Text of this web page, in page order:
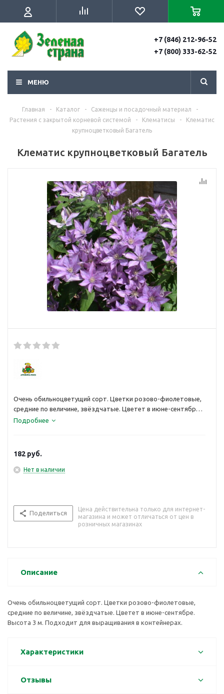
+7 (846) 212-96-52
+7 (800) 333-62-52
МЕНЮ
Главная - Каталог - Саженцы и посадочный материал
-
Растения с закрытой корневой системой
- Клематисы -
Клематис
крупноцветковый Багатель
Клематис крупноцветковый Багатель
Очень обильноцветущий сорт. Цветки розово-фиолетовые,
средние по величине, звёздчатые. Цветет в июне-сентябре.
Высота 3 м. Подходит для выращивания в контейнерах.
Подробнее
182 руб.
Нет в наличии
Поделиться
Цена действительна только для интернет-
магазина и может отличаться от цен в
розничных магазинах
Описание
Очень обильноцветущий сорт. Цветки розово-фиолетовые,
средние по величине, звёздчатые. Цветет в июне-сентябре.
Высота 3 м. Подходит для выращивания в контейнерах.
Характеристики
Отзывы